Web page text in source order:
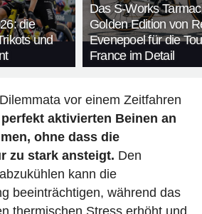
die
und
Das S-Works
Golden Edition von
Evenepoel für die
France im Detail
vor einem Zeitfahren
aktivierten Beinen an
ohne dass die
zu stark ansteigt. Den
kann die
beeinträchtigen, während das
thermischen Stress erhöht und